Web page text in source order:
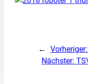
← Vorheriger:
Nächster: